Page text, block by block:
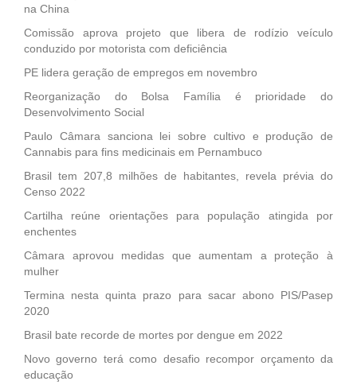
na China
Comissão aprova projeto que libera de rodízio veículo
conduzido por motorista com deficiência
PE lidera geração de empregos em novembro
Reorganização do Bolsa Família é prioridade do
Desenvolvimento Social
Paulo Câmara sanciona lei sobre cultivo e produção de
Cannabis para fins medicinais em Pernambuco
Brasil tem 207,8 milhões de habitantes, revela prévia do
Censo 2022
Cartilha reúne orientações para população atingida por
enchentes
Câmara aprovou medidas que aumentam a proteção à
mulher
Termina nesta quinta prazo para sacar abono PIS/Pasep
2020
Brasil bate recorde de mortes por dengue em 2022
Novo governo terá como desafio recompor orçamento da
educação